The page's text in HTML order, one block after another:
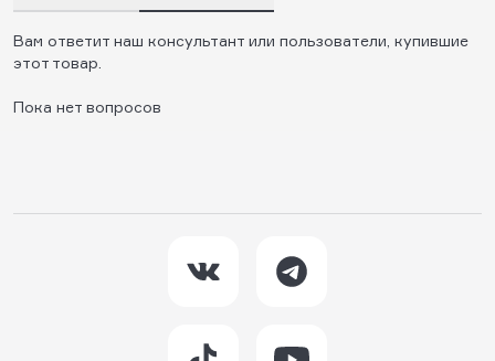
Вам ответит наш консультант или пользователи, купившие
этот товар.
Пока нет вопросов